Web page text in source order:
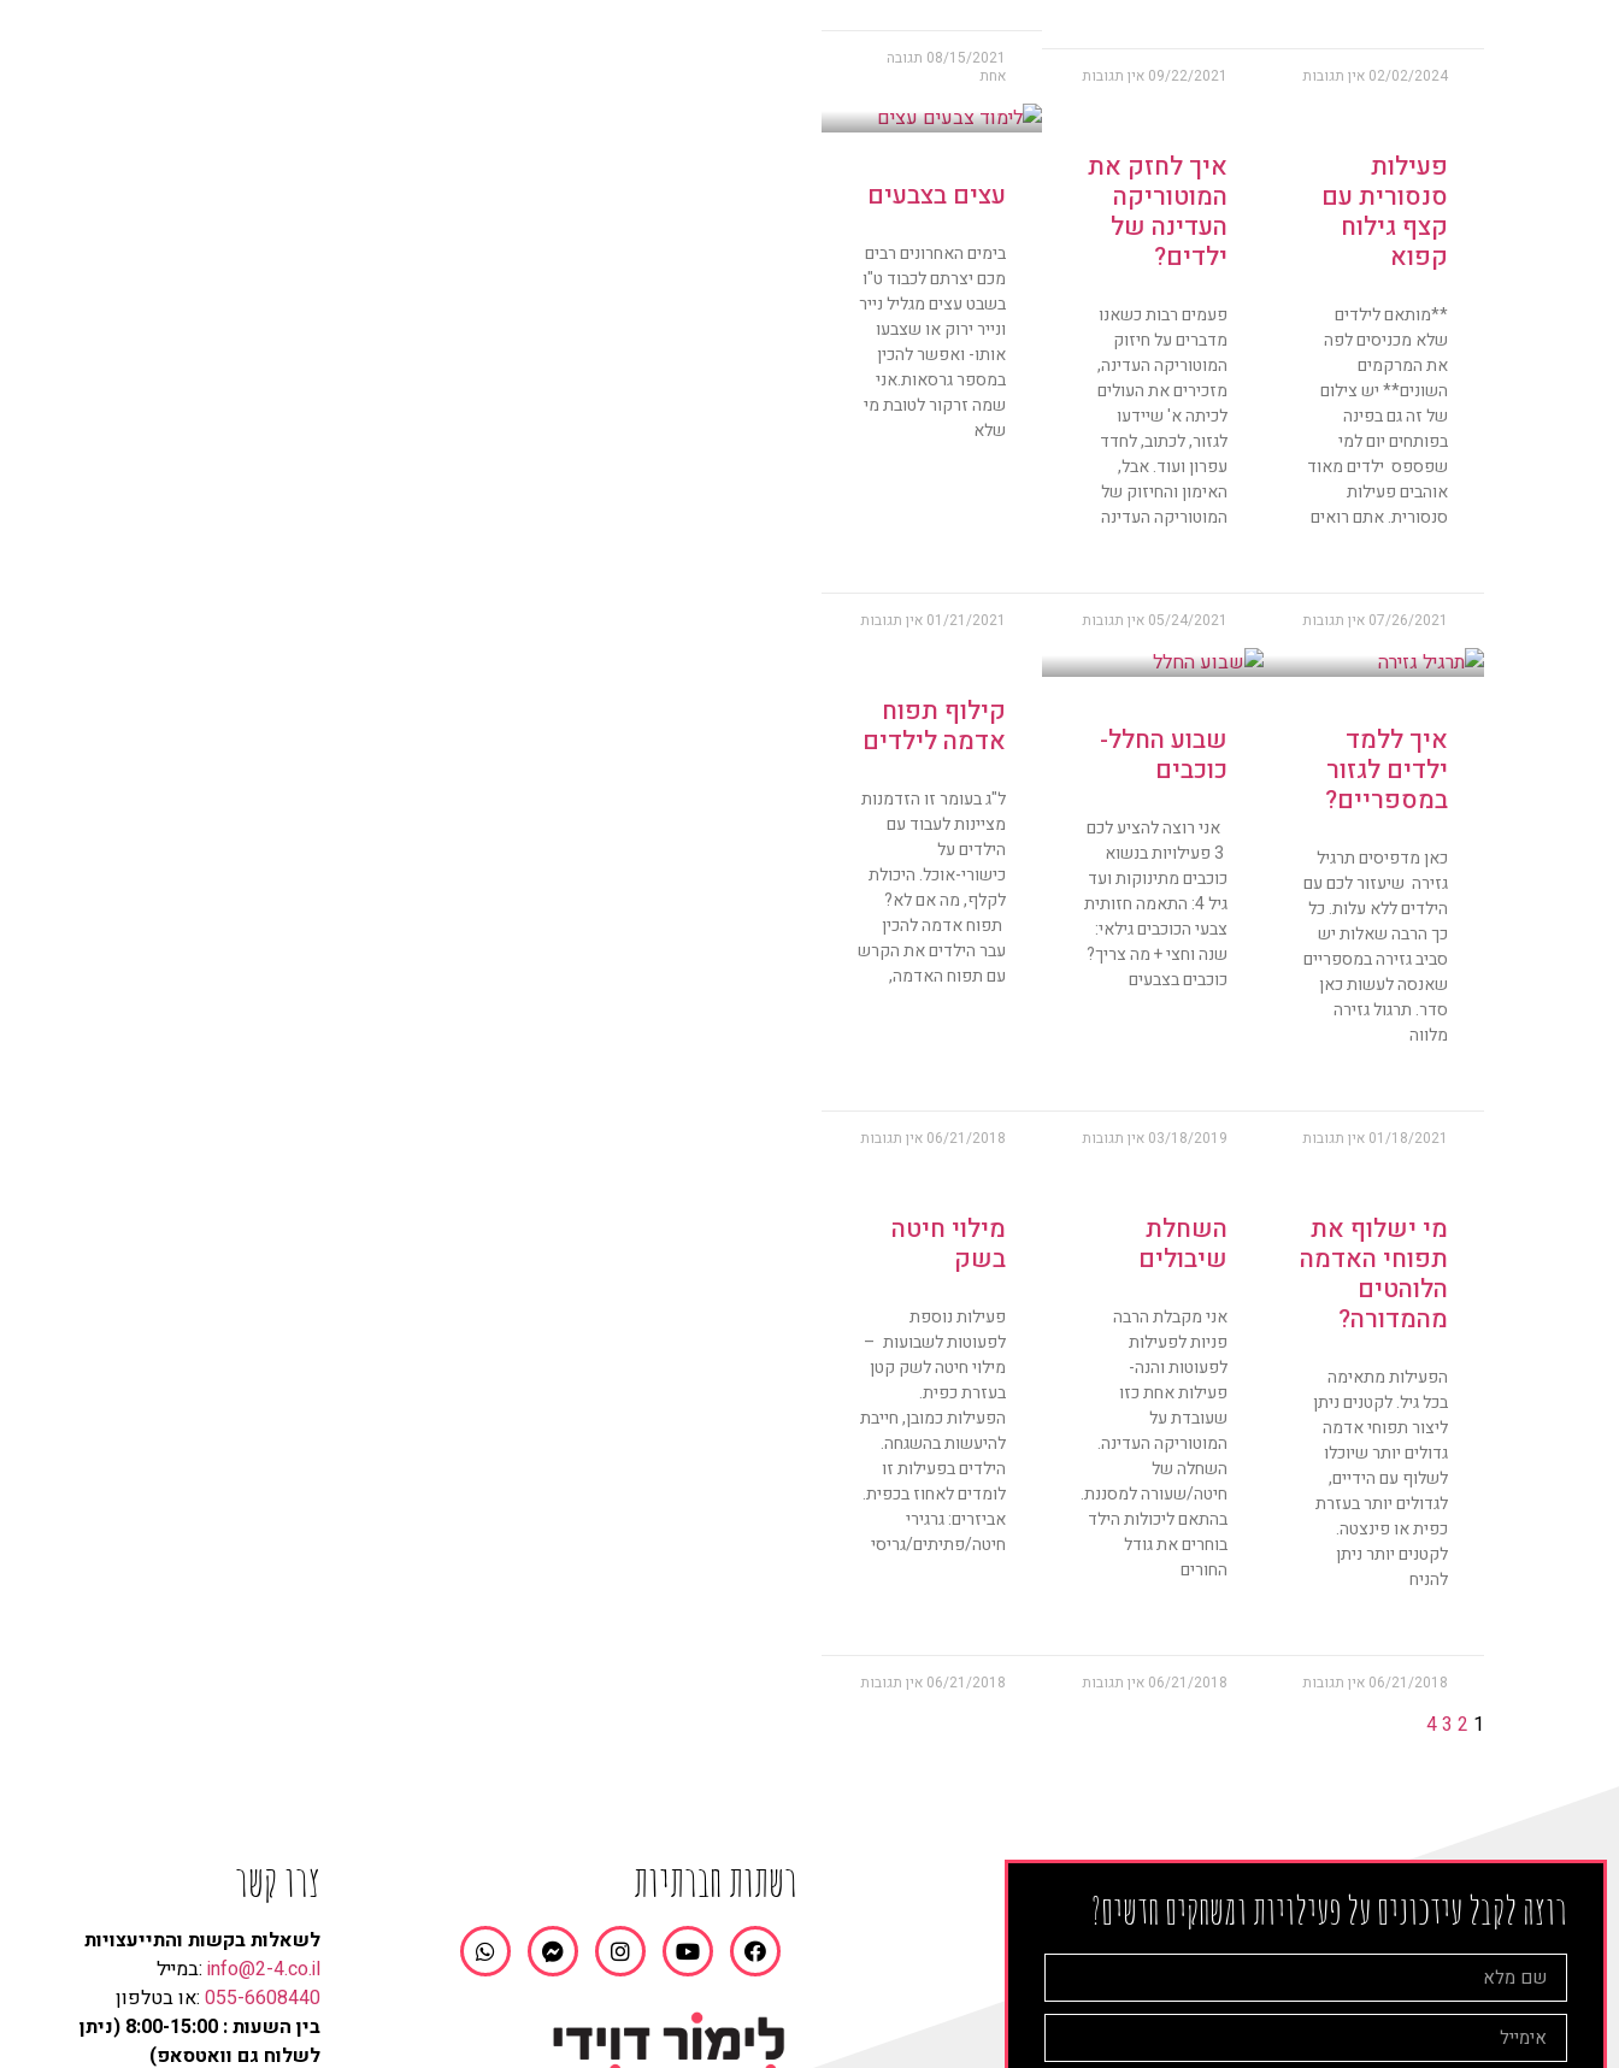
02/02/2024 אין תגובות 09/22/2021 אין תגובות
08/15/2021 תגובה
אחת
פעילות
סנסורית עם
קצף גילוח
קפוא
**מותאם לילדים
שלא מכניסים לפה
את המרקמים
השונים** יש צילום
של זה גם בפינה
בפותחים יום למי
שפספס ילדים מאוד
אוהבים פעילות
סנסורית. אתם רואים
07/26/2021 אין תגובות
איך לחזק את
המוטוריקה
העדינה של
ילדים?
פעמים רבות כשאנו
מדברים על חיזוק
המוטוריקה העדינה,
מזכירים את העולים
לכיתה א' שיידעו
לגזור, לכתוב, לחדד
עפרון ועוד. אבל,
האימון והחיזוק של
המוטוריקה העדינה
05/24/2021 אין תגובות
עצים בצבעים
בימים האחרונים רבים
מכם יצרתם לכבוד ט"ו
בשבט עצים מגליל נייר
ונייר ירוק או שצבעו
אותו- ואפשר להכין
במספר גרסאות.אני
שמה זרקור לטובת מי
שלא
01/21/2021 אין תגובות
איך ללמד
ילדים לגזור
במספריים?
כאן מדפיסים תרגיל
גזירה שיעזור לכם עם
הילדים ללא עלות. כל
כך הרבה שאלות יש
סביב גזירה במספריים
שאנסה לעשות כאן
סדר. תרגול גזירה
מלווה
01/18/2021 אין תגובות
שבוע החלל-
כוכבים
אני רוצה להציע לכם
3 פעילויות בנשוא
כוכבים מתינוקות ועד
גיל 4: התאמה חזותית
צבעי הכוכבים גילאי:
שנה וחצי + מה צריך?
כוכבים בצבעים
03/18/2019 אין תגובות
קילוף תפוח
אדמה לילדים
ל"ג בעומר זו הזדמנות
מציינות לעבוד עם
הילדים על
כישורי-אוכל. היכולת
לקלף, מה אם לא?
תפוח אדמה להכין
עבר הילדים את הקרש
עם תפוח האדמה,
06/21/2018 אין תגובות
מי ישלוף את
תפוחי האדמה
הלוהטים
מהמדורה?
הפעילות מתאימה
בכל גיל. לקטנים ניתן
ליצור תפוחי אדמה
גדולים יותר שיוכלו
לשלוף עם הידיים,
לגדולים יותר בעזרת
כפית או פינצטה.
לקטנים יותר ניתן
להניח
06/21/2018 אין תגובות
השחלת
שיבולים
אני מקבלת הרבה
פניות לפעילות
לפעוטות והנה-
פעילות אחת כזו
שעובדת על
המוטוריקה העדינה.
השחלה של
חיטה/שעורה למסננת.
בהתאם ליכולות הילד
בוחרים את גודל
החורים
06/21/2018 אין תגובות
מילוי חיטה
בשק
פעילות נוספת
לפעוטות לשבועות –
מילוי חיטה לשק קטן
בעזרת כפית.
הפעילות כמובן, חייבת
להיעשות בהשגחה.
הילדים בפעילות זו
לומדים לאחוז בכפית.
אביזרים: גרגירי
חיטה/פתיתים/גריסי
06/21/2018 אין תגובות
1
2
3
4
רוצה לקבל עידכונים על פעילויות ומשחקים חדשים?
רשתות חברתיות צרו קשר
לשאלות בקשות והתייעצויות
info@2-4.co.il:במייל
055-6608440:או בטלפון
בין השעות : 8:00-15:00 (ניתן
לשלוח גם וואטסאפ)